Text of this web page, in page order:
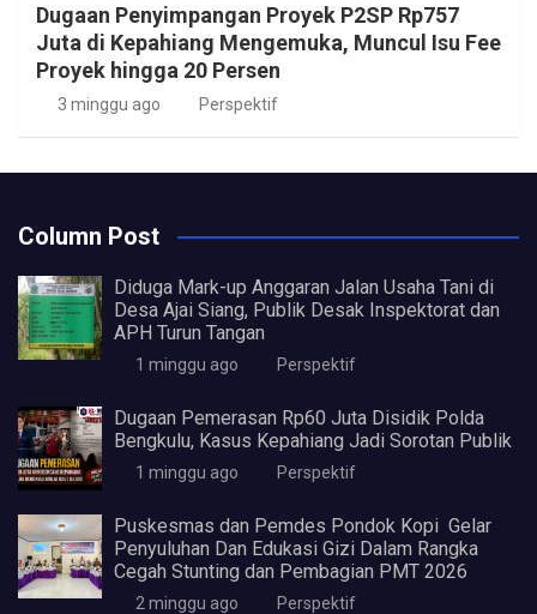
Dugaan Penyimpangan Proyek P2SP Rp757
Juta di Kepahiang Mengemuka, Muncul Isu Fee
Proyek hingga 20 Persen
3 minggu ago Perspektif
Column Post
Diduga Mark-up Anggaran Jalan Usaha Tani di
Desa Ajai Siang, Publik Desak Inspektorat dan
APH Turun Tangan
1 minggu ago Perspektif
Dugaan Pemerasan Rp60 Juta Disidik Polda
Bengkulu, Kasus Kepahiang Jadi Sorotan Publik
1 minggu ago Perspektif
Puskesmas dan Pemdes Pondok Kopi Gelar
Penyuluhan Dan Edukasi Gizi Dalam Rangka
Cegah Stunting dan Pembagian PMT 2026
2 minggu ago Perspektif